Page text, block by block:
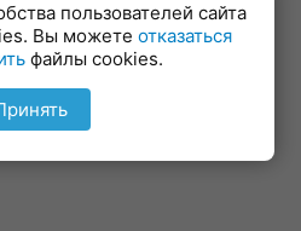
пользователей сайта
Вы можете отказаться
файлы cookies.